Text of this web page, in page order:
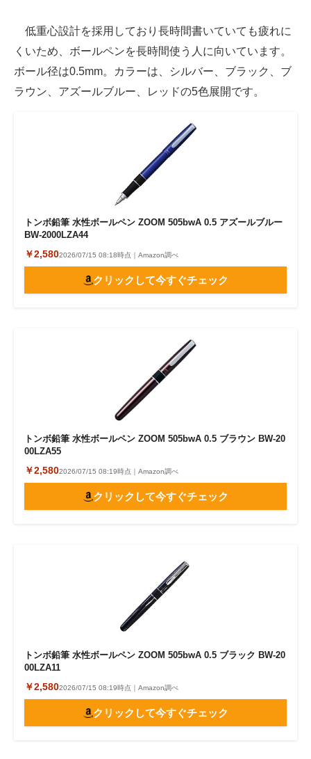
低重心設計を採用しており長時間書いていても疲れに
くいため、ボールペンを長時間使う人に向いています。
ボール径は0.5mm。カラーは、シルバー、ブラック、ブ
ラウン、アズールブルー、レッドの5色展開です。
トンボ鉛筆 水性ボールペン ZOOM 505bwA 0.5 アズールブルー
BW-2000LZA44
￥2,5802026/07/15 08:18時点｜Amazon調べ
クリックして今すぐチェック
トンボ鉛筆 水性ボールペン ZOOM 505bwA 0.5 ブラウン BW-20
00LZA55
￥2,5802026/07/15 08:19時点｜Amazon調べ
クリックして今すぐチェック
トンボ鉛筆 水性ボールペン ZOOM 505bwA 0.5 ブラック BW-20
00LZA11
￥2,5802026/07/15 08:19時点｜Amazon調べ
クリックして今すぐチェック